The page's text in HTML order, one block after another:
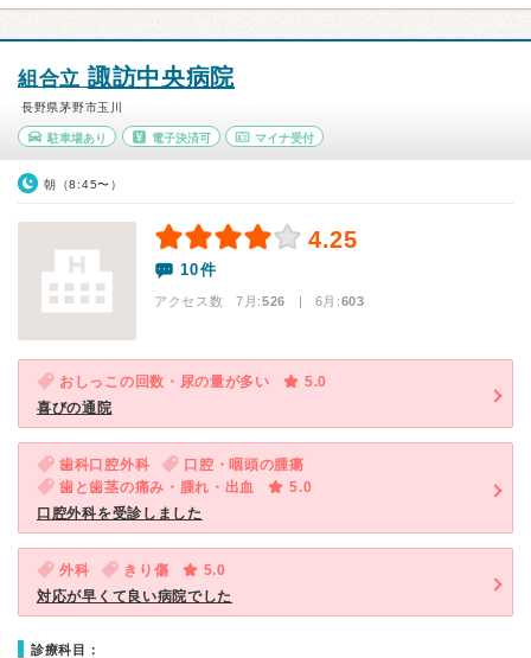
組合立 諏訪中央病院
長野県茅野市玉川
駐車場あり 電子決済可 マイナ受付
朝（8:45〜）
4.25
10件
アクセス数 7月:526 | 6月:603
おしっこの回数・尿の量が多い
5.0
喜びの通院
歯科口腔外科
口腔・咽頭の腫瘍
歯と歯茎の痛み・腫れ・出血
5.0
口腔外科を受診しました
外科 きり傷
5.0
対応が早くて良い病院でした
診療科目：